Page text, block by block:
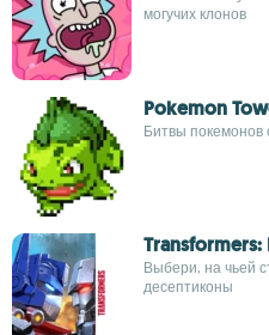
могучих клонов
Pokemon
Битвы покемонов
Transformers:
Выбери, на чьей
десептиконы